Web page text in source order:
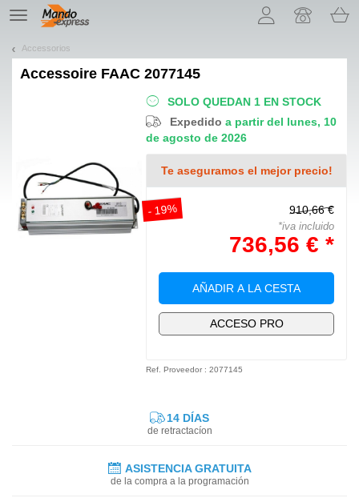
TE
navigation
Accessorios
Accessoire FAAC 2077145
SOLO QUEDAN 1 EN STOCK
Expedidoa partir del lunes, 10
de agosto de 2026
Te aseguramos el mejor precio!
- 19% 910,66 €
*iva incluido
736,56 € *
AÑADIR A LA CESTA
ACCESO PRO
Ref. Proveedor : 2077145
14 DÍAS
de retractacíon
ASISTENCIA GRATUITA
de la compra a la programación
¡Permítenos presentarte nuestras cookies!